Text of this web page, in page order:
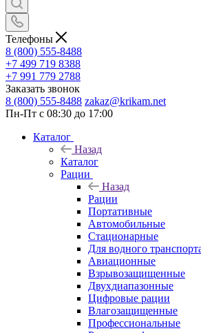
Телефоны
8 (800) 555-8488
+7 499 719 8388
+7 991 779 2788
Заказать звонок
8 (800) 555-8488 zakaz@krikam.net
Пн-Пт с 08:30 до 17:00
Каталог
Назад
Каталог
Рации
Назад
Рации
Портативные
Автомобильные
Стационарные
Для водного
Авиационные
Взрывозащищенные
Двухдиапазонные
Цифровые рации
Влагозащищенные
Профессиональные